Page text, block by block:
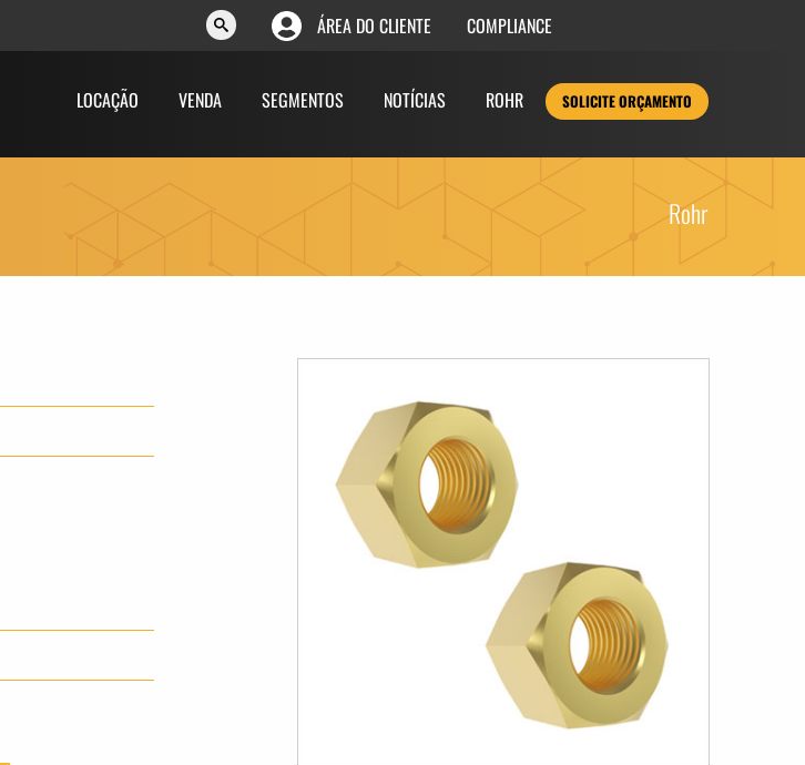
ÁREA DO CLIENTE COMPLIANCE
LOCAÇÃO VENDA SEGMENTOS NOTÍCIAS ROHR SOLICITE ORÇAMENTO
Rohr